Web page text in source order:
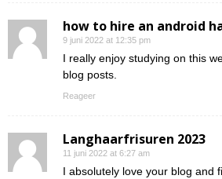
how to hire an android
9 juni 2022 at 12:35 pm
I really enjoy studying on this
blog posts.
Reageer
Langhaarfrisuren 2023
11 juni 2022 at 6:27 am
I absolutely love your blog and